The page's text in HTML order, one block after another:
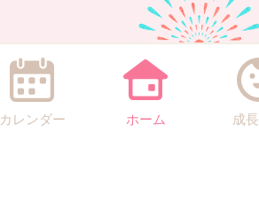
カレンダー ホーム 成